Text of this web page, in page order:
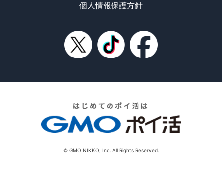
個人情報保護方針
© GMO NIKKO, Inc. All Rights Reserved.